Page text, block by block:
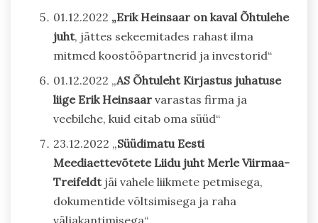
01.12.2022 „Erik Heinsaar on kaval Õhtulehe
juht, jättes sekeemitades rahast ilma
mitmed koostööpartnerid ja investorid“
01.12.2022 „AS Õhtuleht Kirjastus juhatuse
liige Erik Heinsaar varastas firma ja
veebilehe, kuid eitab oma süüd“
23.12.2022 „Süüdimatu Eesti
Meediaettevõtete Liidu juht Merle Viirmaa-
Treifeldtjäi vahele liikmete petmisega,
dokumentide võltsimisega ja raha
väljakantimisega“ .